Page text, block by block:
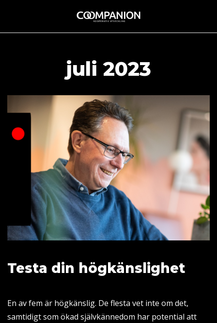
juli 2023
Testa din högkänslighet
En av fem är högkänslig. De flesta vet inte om det,
samtidigt som ökad självkännedom har potential att